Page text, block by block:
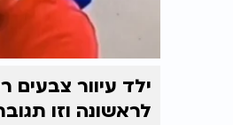
ילד עיוור צבעים
לראשונה וזו